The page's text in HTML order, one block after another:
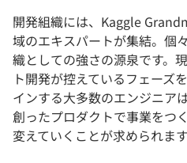
開発組織には、Kaggle
域のエキスパートが集結。個
織としての強さの源泉です。
ト開発が控えているフェーズ
インする大多数のエンジニア
創ったプロダクトで事業をつ
変えていくことが求められます